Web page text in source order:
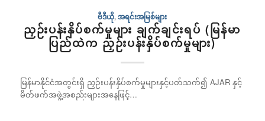
ဗီဒီယို,အရင်းအမြစ်များ
ညှဉ်းပန်းနှိပ်စက်မှုများ ချက်ချင်းရပ် (မြန်မာ
ပြည်ထဲက ညှဉ်းပန်းနှိပ်စက်မှုများ)
မြန်မာနိုင်ငံအတွင်းရှိ ညှဉ်းပန်းနှိပ်စက်မှုများနှင့်ပတ်သက်၍ AJAR နှင့်
မိတ်ဖက်အဖွဲ့အစည်းများအနေဖြင့်…